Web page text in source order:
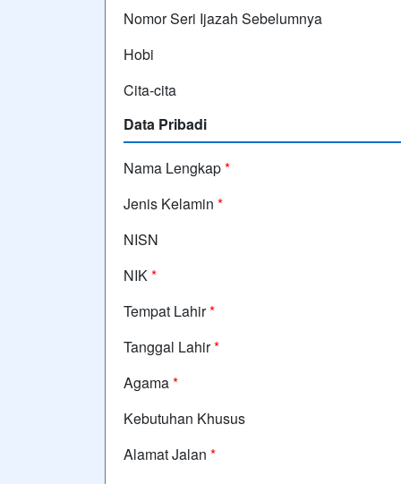
Nomor Seri Ijazah Sebelumnya
Hobi
Cita-cita
Data Pribadi
Nama Lengkap*
Jenis Kelamin *
NISN
NIK*
Tempat Lahir*
Tanggal Lahir*
Agama*
Kebutuhan Khusus
Alamat Jalan *